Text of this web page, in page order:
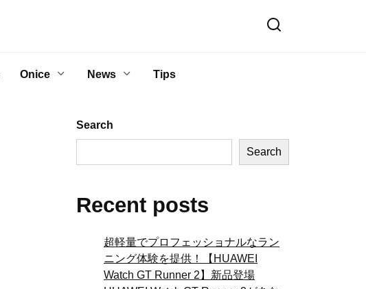
Onice News Tips
Search
Search
Recent posts
超軽量でプロフェッショナルなラン
ニング体験を提供！【HUAWEI
Watch GT Runner 2】新品登場